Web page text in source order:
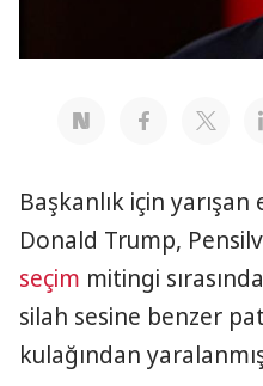
Başkanlık için yarışan
Donald Trump,
seçim mitingi
silah sesine benzer
kulağından